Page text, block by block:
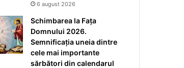
6 august 2026
Schimbarea la Fața
Domnului 2026.
Semnificația uneia dintre
cele mai importante
sărbători din calendarul